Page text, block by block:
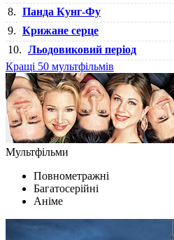
8. Панда Кунг-Фу
9. Крижане серце
10. Льодовиковий період
Кращі 50 мультфільмів
Мультфільми
Повнометражні
Багатосерійні
Аніме